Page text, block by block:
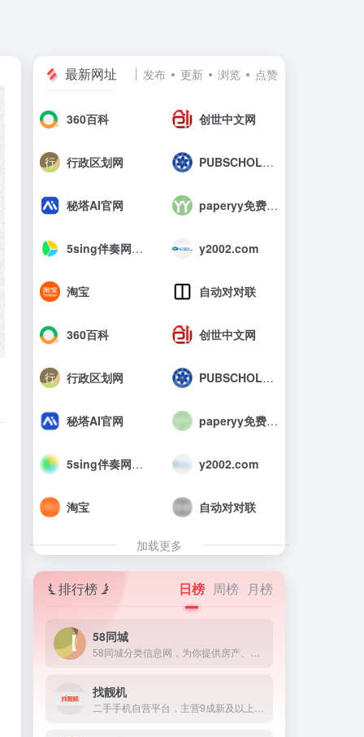
最新网址 发布 更新 浏览 点赞
360百科 创世中文网
行政区划网 PUBSCHOLAR公益学术平台
秘塔AI官网 paperyy免费查重入口_AIGC免费论文检测
5sing伴奏网_中国原创音乐伴奏网 y2002.com
淘宝 自动对对联
360百科 创世中文网
行政区划网 PUBSCHOLAR公益学术平台
秘塔AI官网 paperyy免费查重入口_AIGC免费论文检测
5sing伴奏网_中国原创音乐伴奏网 y2002.com
淘宝 自动对对联
加载更多
排行榜 日榜 周榜 月榜
58同城
找靓机